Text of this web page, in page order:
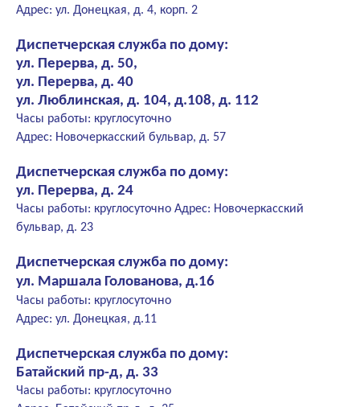
Адрес: ул. Донецкая, д. 4, корп. 2
Диспетчерская служба по дому:
ул. Перерва, д. 50,
ул. Перерва, д. 40
ул. Люблинская, д. 104, д.108, д. 112
Часы работы: круглосуточно
Адрес: Новочеркасский бульвар, д. 57
Диспетчерская служба по дому:
ул. Перерва, д. 24
Часы работы: круглосуточно Адрес: Новочеркасский
бульвар, д. 23
Диспетчерская служба по дому:
ул. Маршала Голованова, д.16
Часы работы: круглосуточно
Адрес: ул. Донецкая, д.11
Диспетчерская служба по дому:
Батайский пр-д, д. 33
Часы работы: круглосуточно